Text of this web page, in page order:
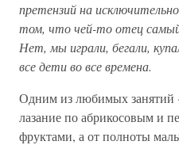
претензий на
том, что чей-то отец
Нет, мы играли, бегали,
все дети во все времена.
Одним из любимых занятий
лазание по абрикосовым и
фруктами, а от полноты